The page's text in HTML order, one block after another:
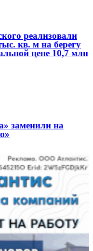
реализовали
кв. м на берегу
цене 10,7 млн
заменили на